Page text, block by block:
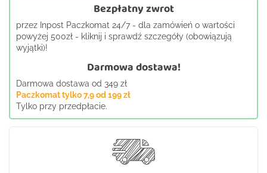
Bezpłatny zwrot
przez Inpost Paczkomat 24/7 - dla zamówień o wartości
powyżej 500zł - kliknij i sprawdź szczegóły (obowiązują
wyjątki)!
Darmowa dostawa!
Darmowa dostawa od 349 zł
Paczkomat tylko 7,9 od 199 zł
Tylko przy przedpłacie.